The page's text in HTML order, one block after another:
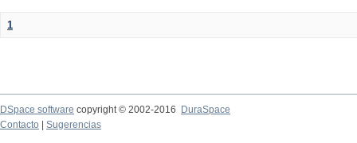
1
DSpace software copyright © 2002-2016
DuraSpace
Contacto
Sugerencias